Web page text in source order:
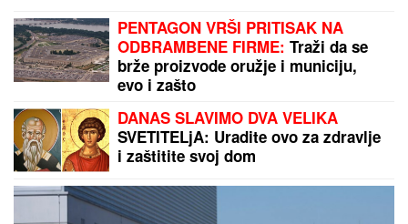
PENTAGON VRŠI PRITISAK NA
ODBRAMBENE FIRME: Traži da se
brže proizvode oružje i municiju,
evo i zašto
DANAS SLAVIMO DVA VELIKA
SVETITELjA: Uradite ovo za zdravlje
i zaštitite svoj dom